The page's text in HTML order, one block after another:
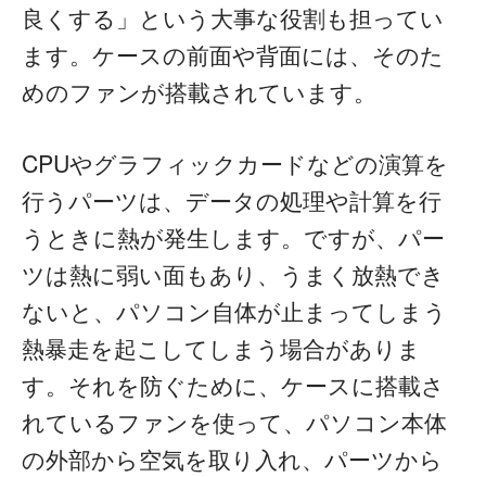
良くする」という大事な役割も担ってい
ます。ケースの前面や背面には、そのた
めのファンが搭載されています。
CPUやグラフィックカードなどの演算を
行うパーツは、データの処理や計算を行
うときに熱が発生します。ですが、パー
ツは熱に弱い面もあり、うまく放熱でき
ないと、パソコン自体が止まってしまう
熱暴走を起こしてしまう場合がありま
す。 それを防ぐために、ケースに搭載さ
れているファンを使って、パソコン本体
の外部から空気を取り入れ、パーツから